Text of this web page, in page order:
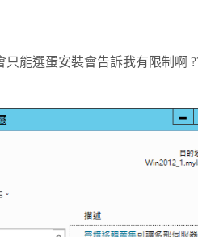
能選蛋安裝會告訴我有限制啊